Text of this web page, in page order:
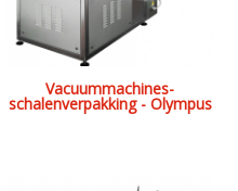
Vacuummachines-
schalenverpakking - Olympus